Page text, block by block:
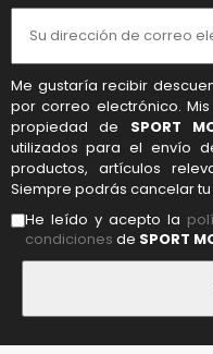
Me gustaría recibir
por correo electrónico.
propiedad de SPORT
utilizados para el envío
productos, artículos
Siempre podrás cancelar
He leído y acepto la
condiciones de SPORT